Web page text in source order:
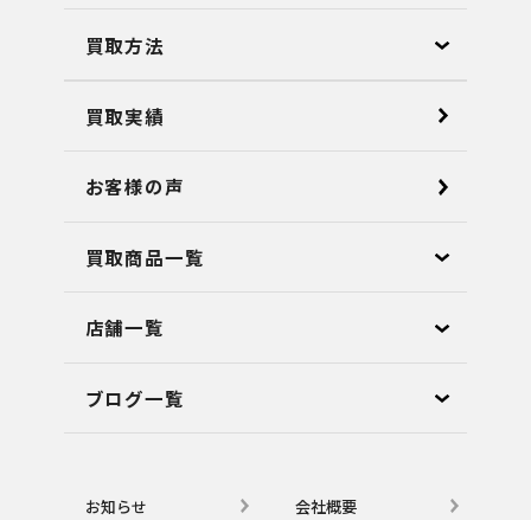
買取方法
買取実績
お客様の声
買取商品一覧
店舗⼀覧
ブログ⼀覧
お知らせ 会社概要